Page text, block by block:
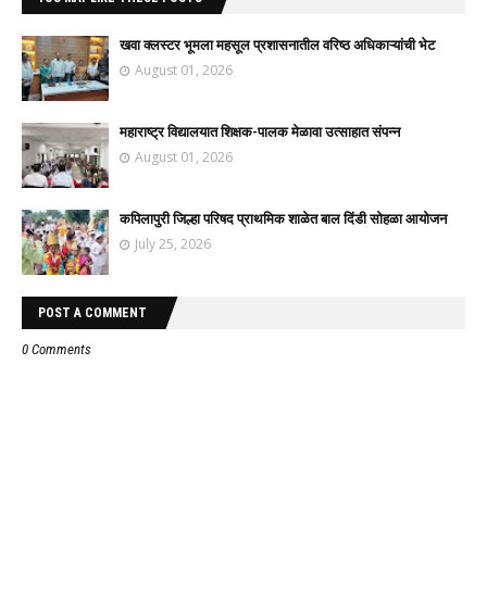
खवा क्लस्टर भूमला महसूल प्रशासनातील वरिष्ठ अधिकाऱ्यांची भेट
August 01, 2026
महाराष्ट्र विद्यालयात शिक्षक-पालक मेळावा उत्साहात संपन्न
August 01, 2026
कपिलापुरी जिल्हा परिषद प्राथमिक शाळेत बाल दिंडी सोहळा आयोजन
July 25, 2026
POST A COMMENT
0 Comments